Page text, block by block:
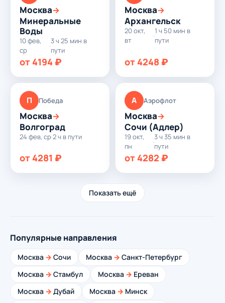
Москва→
Минеральные
Воды
10 фев,
ср
·
3 ч 25 мин в
пути
от 4194 ₽
Москва→
Архангельск
20 окт,
вт
·
1 ч 50 мин в
пути
от 4248 ₽
П Победа
Москва→
Волгоград
24 фев, ср·2 ч в пути
от 4281 ₽
А Аэрофлот
Москва→
Сочи (Адлер)
19 окт,
пн
·
3 ч 35 мин в
пути
от 4282 ₽
Показать ещё
Популярные направления
Москва → Сочи Москва → Санкт-Петербург
Москва → Стамбул Москва → Ереван
Москва → Дубай Москва → Минск